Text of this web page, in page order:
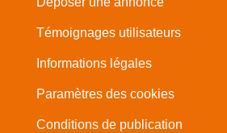
Témoignages utilisateurs
Informations légales
Paramètres des cookies
Conditions de publication